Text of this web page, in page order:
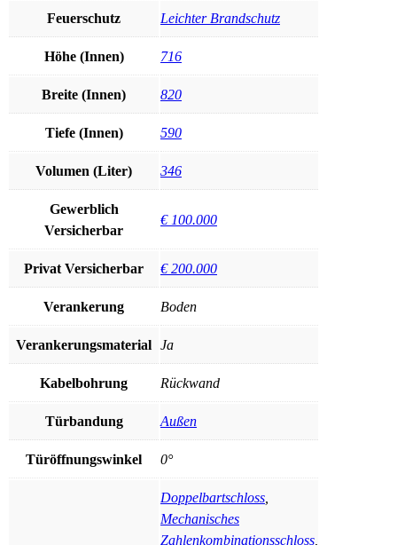
Feuerschutz Leichter Brandschutz
Höhe (Innen) 716
Breite (Innen) 820
Tiefe (Innen) 590
Volumen (Liter) 346
Gewerblich
Versicherbar
€ 100.000
Privat Versicherbar € 200.000
Verankerung Boden
Verankerungsmaterial Ja
Kabelbohrung Rückwand
Türbandung Außen
Türöffnungswinkel 0°
Doppelbartschloss
Mechanisches
Zahlenkombinationsschloss